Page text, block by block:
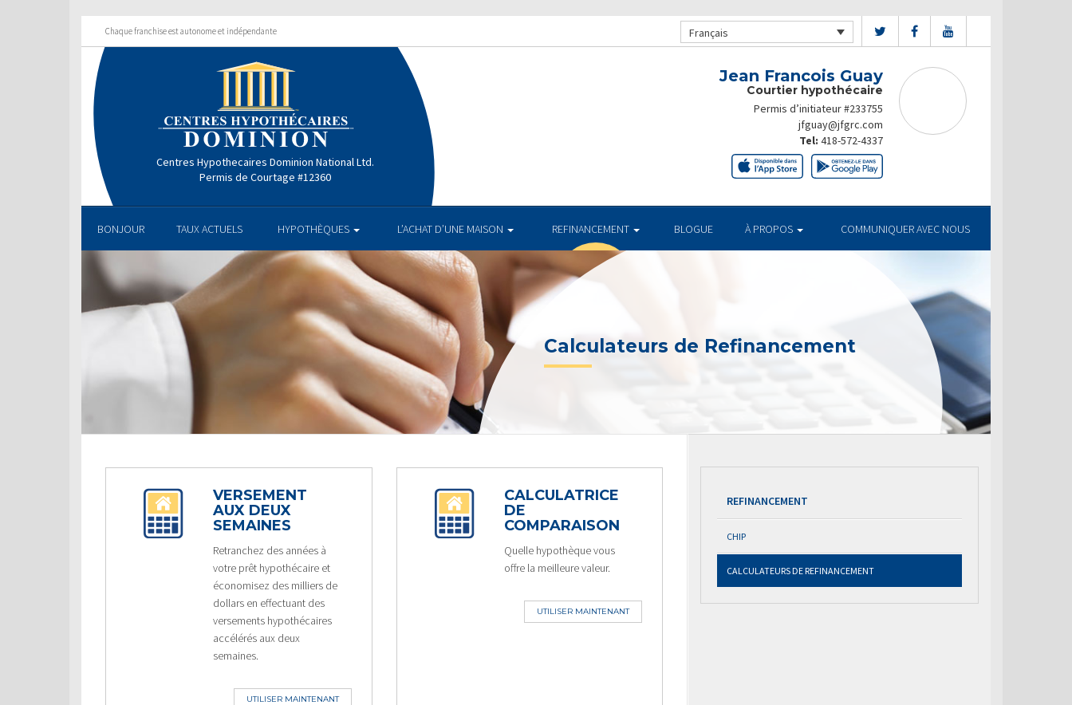
Chaque franchise est autonome et indépendante Français
Centres Hypothecaires Dominion National Ltd.
Permis de Courtage #12360
Jean Francois Guay
Courtier hypothécaire
Permis d’initiateur #233755
jfguay@jfgrc.com
Tel: 418-572-4337
BONJOUR TAUX ACTUELS HYPOTHÈQUES L’ACHAT D’UNE MAISON REFINANCEMENT BLOGUE À PROPOS COMMUNIQUER AVEC NOUS
Calculateurs de Refinancement
VERSEMENT
AUX DEUX
SEMAINES
Retranchez des années à
votre prêt hypothécaire et
économisez des milliers de
dollars en effectuant des
versements hypothécaires
accélérés aux deux
semaines.
UTILISER MAINTENANT
CALCULATRICE
DE
COMPARAISON
Quelle hypothèque vous
offre la meilleure valeur.
UTILISER MAINTENANT
REFINANCEMENT
CHIP
CALCULATEURS DE REFINANCEMENT